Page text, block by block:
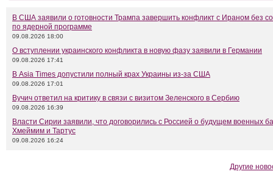
В США заявили о готовности Трампа завершить конфликт с Ираном без
по ядерной программе
09.08.2026 18:00
О вступлении украинского конфликта в новую фазу заявили в Германии
09.08.2026 17:41
В Asia Times допустили полный крах Украины из-за США
09.08.2026 17:01
Вучич ответил на критику в связи с визитом Зеленского в Сербию
09.08.2026 16:39
Власти Сирии заявили, что договорились с Россией о будущем военных
Хмеймим и Тартус
09.08.2026 16:24
Другие